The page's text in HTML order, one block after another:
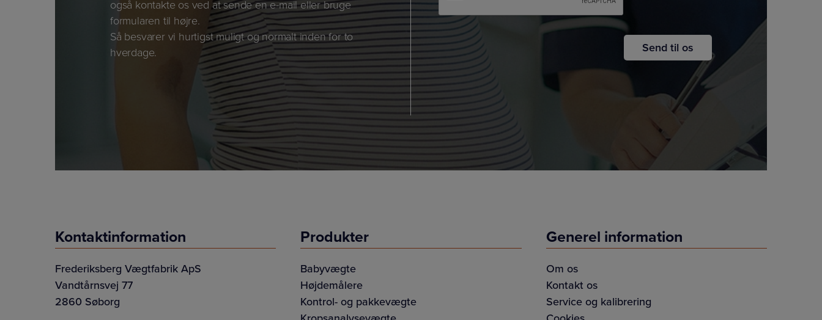
også kontakte os ved at sende en e-mail eller bruge
formularen til højre.
Så besvarer vi hurtigst muligt og normalt inden for to
hverdage.
Kontaktinformation
Frederiksberg Vægtfabrik ApS
Vandtårnsvej 77
2860 Søborg
Produkter
Babyvægte
Højdemålere
Kontrol- og pakkevægte
Generel information
Om os
Kontakt os
Service og kalibrering